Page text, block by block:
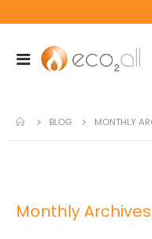
Toggle
Nav
BLOG MONTHLY
Monthly